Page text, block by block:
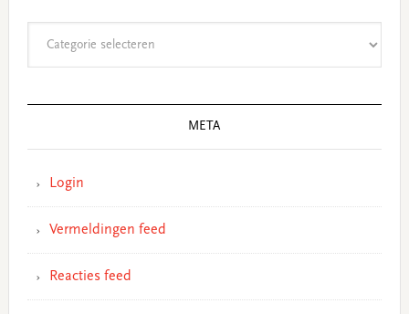
META
Login
Vermeldingen feed
Reacties feed